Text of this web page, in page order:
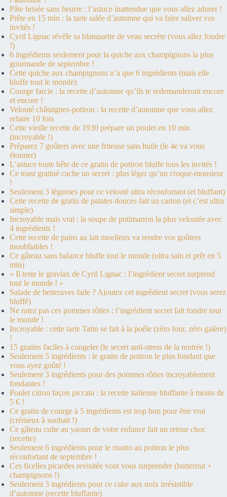
Pâte brisée sans beurre : l’astuce inattendue que vous allez adorer !
Prête en 15 min : la tarte salée d’automne qui va faire saliver vos
invités !
Cyril Lignac révèle sa blanquette de veau secrète (vous allez fondre
!)
6 ingrédients seulement pour la quiche aux champignons la plus
gourmande de septembre !
Cette quiche aux champignons n’a que 6 ingrédients (mais elle
bluffe tout le monde)
Courge farcie : la recette d’automne qu’ils te redemanderont encore
et encore !
Velouté châtaignes-potiron : la recette d’automne que vous allez
refaire 10 fois
Cette vieille recette de 1930 prépare un poulet en 10 min
(incroyable !)
Préparez 7 goûters avec une friteuse sans huile (le 4e va vous
étonner)
L’astuce toute bête de ce gratin de potiron bluffe tous les invités !
Ce toast gratiné cache un secret : plus léger qu’un croque-monsieur
!
Seulement 3 légumes pour ce velouté ultra réconfortant (et bluffant)
Cette recette de gratin de patates douces fait un carton (et c’est ultra
simple)
Incroyable mais vrai : la soupe de potimarron la plus veloutée avec
4 ingrédients !
Cette recette de pains au lait moelleux va rendre vos goûters
inoubliables !
Ce gâteau sans balance bluffe tout le monde (ultra sain et prêt en 5
min)
« Il teste le gravlax de Cyril Lignac : l’ingrédient secret surprend
tout le monde ! »
Salade de betteraves fade ? Ajoutez cet ingrédient secret (vous serez
bluffé)
Ne ratez pas ces pommes rôties : l’ingrédient secret fait fondre tout
le monde !
Incroyable : cette tarte Tatin se fait à la poêle (zéro four, zéro galère)
!
15 gratins faciles à congeler (le secret anti-stress de la rentrée !)
Seulement 5 ingrédients : le gratin de potiron le plus fondant que
vous ayez goûté !
Seulement 3 ingrédients pour des pommes rôties incroyablement
fondantes !
Poulet citron façon piccata : la recette italienne bluffante à moins de
5 € !
Ce gratin de courge à 5 ingrédients est trop bon pour être vrai
(crémeux à souhait !)
Ce gâteau culte au yaourt de votre enfance fait un retour choc
(recette)
Seulement 6 ingrédients pour le risotto au potiron le plus
réconfortant de septembre !
Ces ficelles picardes revisitée vont vous surprendre (butternut +
champignons !)
Seulement 3 ingrédients pour ce cake aux noix irrésistible
d’automne (recette bluffante)